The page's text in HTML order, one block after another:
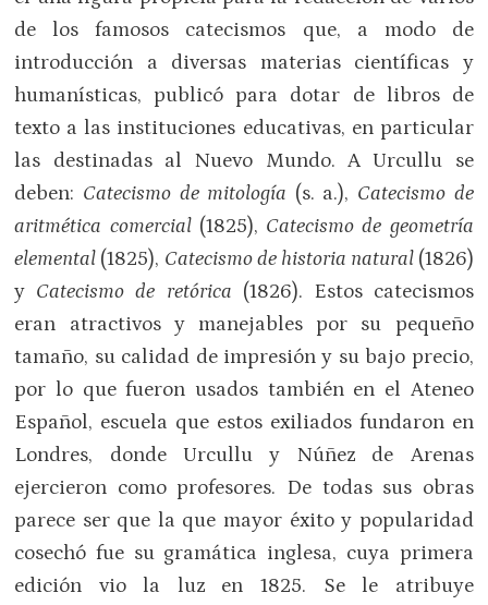
de los famosos catecismos que, a modo de
introducción a diversas materias científicas y
humanísticas, publicó para dotar de libros de
texto a las instituciones educativas, en particular
las destinadas al Nuevo Mundo. A Urcullu se
deben: Catecismo de mitología (s. a.), Catecismo de
aritmética comercial(1825), Catecismo de geometría
elemental (1825), Catecismo de historia natural (1826)
y Catecismo de retórica (1826). Estos catecismos
eran atractivos y manejables por su pequeño
tamaño, su calidad de impresión y su bajo precio,
por lo que fueron usados también en el Ateneo
Español, escuela que estos exiliados fundaron en
Londres, donde Urcullu y Núñez de Arenas
ejercieron como profesores. De todas sus obras
parece ser que la que mayor éxito y popularidad
cosechó fue su gramática inglesa, cuya primera
edición vio la luz en 1825. Se le atribuye